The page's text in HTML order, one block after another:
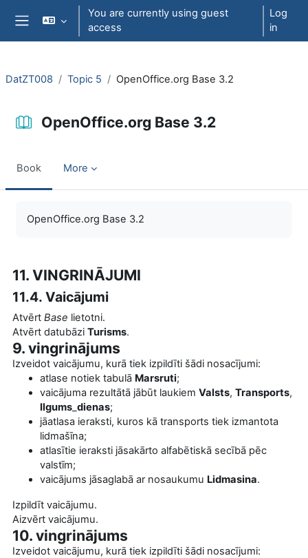
Skip to main content
You are currently using guest
access
Log
in
DatZT008 Topic 5 OpenOffice.org Base 3.2
OpenOffice.org Base 3.2
Book More
OpenOffice.org Base 3.2
11. VINGRINĀJUMI
11.4. Vaicājumi
Atvērt Base lietotni.
Atvērt datubāzi Turisms.
9. vingrinājums
Izveidot vaicājumu, kurā tiek izpildīti šādi nosacījumi:
atlase notiek tabulā Marsruti;
vaicājuma rezultātā jābūt laukiem Valsts, Transports,
Ilgums dienas;
jāatlasa ieraksti, kuros kā transports tiek izmantota
lidmašīna;
atlasītie ieraksti jāsakārto alfabētiskā secībā pēc
valstīm;
vaicājums jāsaglabā ar nosaukumu Lidmasina.
Izpildīt vaicājumu.
Aizvērt vaicājumu.
10. vingrinājums
Izveidot vaicājumu, kurā tiek izpildīti šādi nosacījumi: